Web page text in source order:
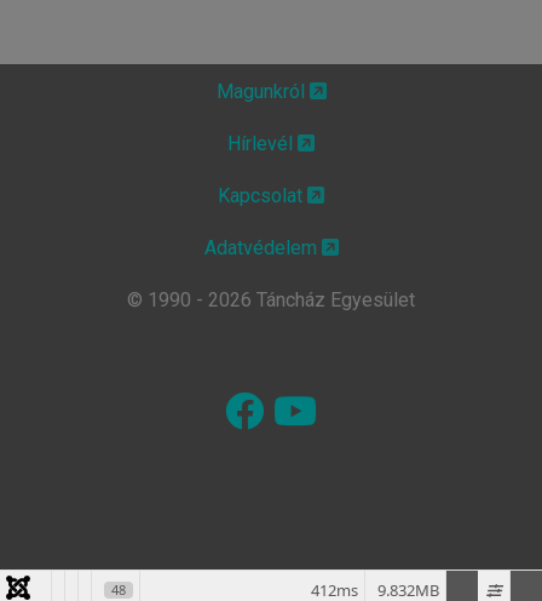
Magunkról
Hírlevél
Kapcsolat
Adatvédelem
© 1990 - 2026 Táncház Egyesület
48 9.832MB
412ms